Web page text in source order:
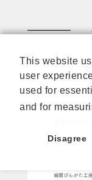
This website
user
used for
and for
Disagree